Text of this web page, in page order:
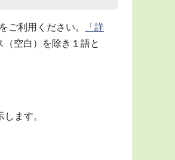
をご利用ください。
「詳
空白）を除き１語と
ます。